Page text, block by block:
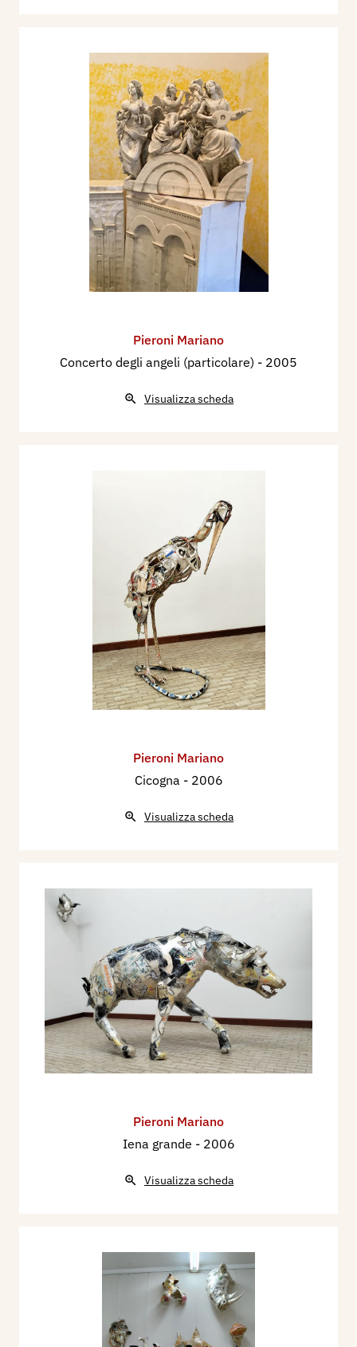
Pieroni Mariano
Concerto degli angeli (particolare) - 2005
Visualizza scheda
Pieroni Mariano
Cicogna - 2006
Visualizza scheda
Pieroni Mariano
Iena grande - 2006
Visualizza scheda